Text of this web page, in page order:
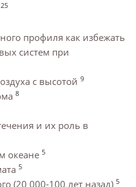
25
профиля как избежать
систем при
с высотой 9
8
и их роль в
океане 5
5
(20 000-100 лет назад) 5